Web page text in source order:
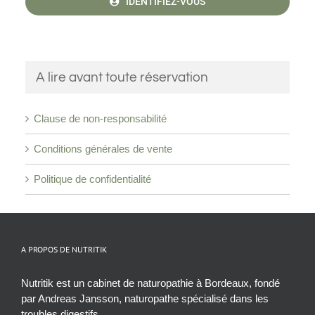
A lire avant toute réservation
Clause de non-responsabilité
Conditions générales de vente
Politique de confidentialité
A PROPOS DE NUTRITIK
Nutritik est un cabinet de naturopathie à Bordeaux, fondé
par Andreas Jansson, naturopathe spécialisé dans les